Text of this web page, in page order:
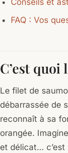
FAQ : Vos
C’est
Le filet de
débarrassée de
reconnaît à sa
orangée.
et délicat…